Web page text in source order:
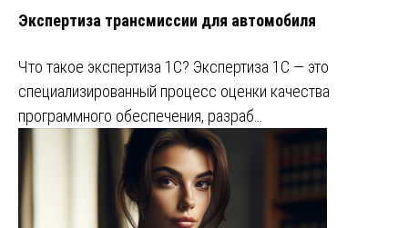
Экспертиза трансмиссии для автомобиля
Что такое экспертиза 1С? Экспертиза 1С — это
специализированный процесс оценки качества
программного обеспечения, разраб…